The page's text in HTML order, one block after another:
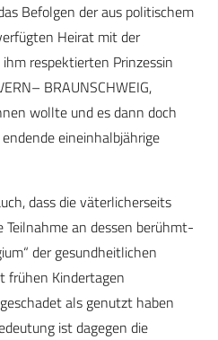
Befolgen der aus politischem
Heirat mit der
respektierten Prinzessin
BRAUNSCHWEIG,
wollte und es dann doch
eineinhalbjährige
dass die väterlicherseits
an dessen berühmt-
der gesundheitlichen
frühen Kindertagen
als genutzt haben
ist dagegen die